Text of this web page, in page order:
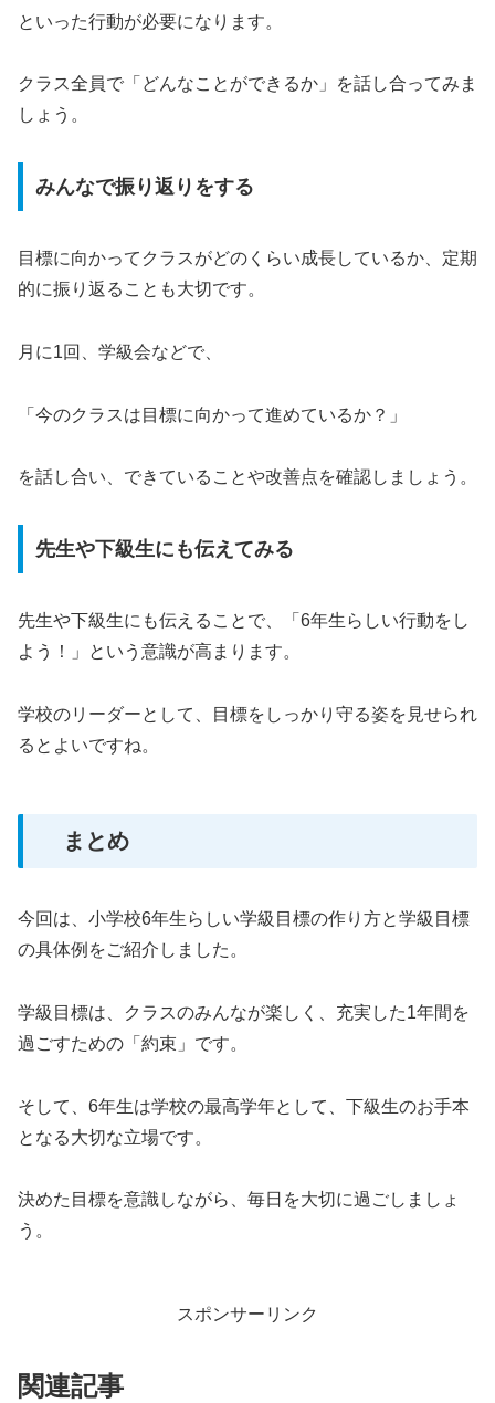
といった行動が必要になります。
クラス全員で「どんなことができるか」を話し合ってみま
しょう。
みんなで振り返りをする
目標に向かってクラスがどのくらい成長しているか、定期
的に振り返ることも大切です。
月に1回、学級会などで、
「今のクラスは目標に向かって進めているか？」
を話し合い、できていることや改善点を確認しましょう。
先生や下級生にも伝えてみる
先生や下級生にも伝えることで、「6年生らしい行動をし
よう！」という意識が高まります。
学校のリーダーとして、目標をしっかり守る姿を見せられ
るとよいですね。
まとめ
今回は、小学校6年生らしい学級目標の作り方と学級目標
の具体例をご紹介しました。
学級目標は、クラスのみんなが楽しく、充実した1年間を
過ごすための「約束」です。
そして、6年生は学校の最高学年として、下級生のお手本
となる大切な立場です。
決めた目標を意識しながら、毎日を大切に過ごしましょ
う。
スポンサーリンク
関連記事